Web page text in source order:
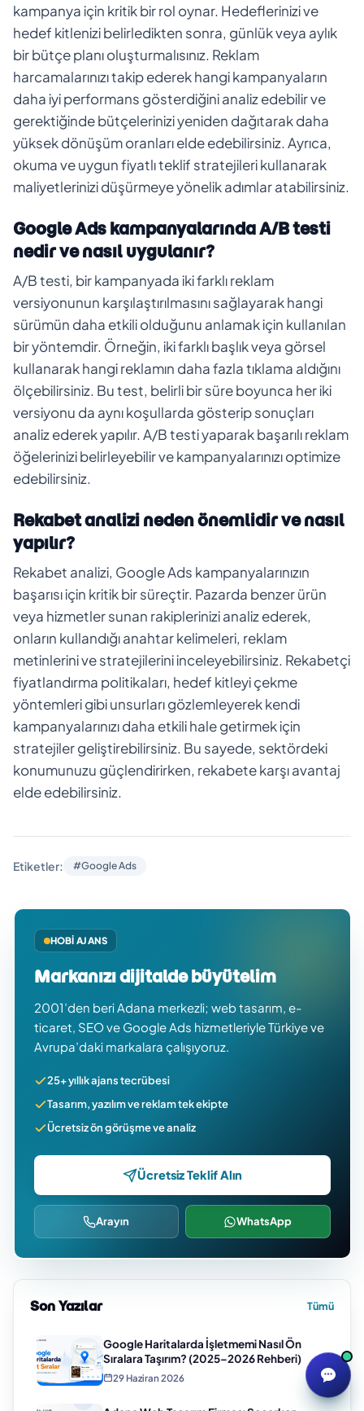
kampanya için kritik bir rol oynar. Hedeflerinizi ve
hedef kitlenizi belirledikten sonra, günlük veya aylık
bir bütçe planı oluşturmalısınız. Reklam
harcamalarınızı takip ederek hangi kampanyaların
daha iyi performans gösterdiğini analiz edebilir ve
gerektiğinde bütçelerinizi yeniden dağıtarak daha
yüksek dönüşüm oranları elde edebilirsiniz. Ayrıca,
okuma ve uygun fiyatlı teklif stratejileri kullanarak
maliyetlerinizi düşürmeye yönelik adımlar atabilirsiniz.
Google Ads kampanyalarında A/B testi
nedir ve nasıl uygulanır?
A/B testi, bir kampanyada iki farklı reklam
versiyonunun karşılaştırılmasını sağlayarak hangi
sürümün daha etkili olduğunu anlamak için kullanılan
bir yöntemdir. Örneğin, iki farklı başlık veya görsel
kullanarak hangi reklamın daha fazla tıklama aldığını
ölçebilirsiniz. Bu test, belirli bir süre boyunca her iki
versiyonu da aynı koşullarda gösterip sonuçları
analiz ederek yapılır. A/B testi yaparak başarılı reklam
öğelerinizi belirleyebilir ve kampanyalarınızı optimize
edebilirsiniz.
Rekabet analizi neden önemlidir ve nasıl
yapılır?
Rekabet analizi, Google Ads kampanyalarınızın
başarısı için kritik bir süreçtir. Pazarda benzer ürün
veya hizmetler sunan rakiplerinizi analiz ederek,
onların kullandığı anahtar kelimeleri, reklam
metinlerini ve stratejilerini inceleyebilirsiniz. Rekabetçi
fiyatlandırma politikaları, hedef kitleyi çekme
yöntemleri gibi unsurları gözlemleyerek kendi
kampanyalarınızı daha etkili hale getirmek için
stratejiler geliştirebilirsiniz. Bu sayede, sektördeki
konumunuzu güçlendirirken, rekabete karşı avantaj
elde edebilirsiniz.
Etiketler: #Google Ads
HOBI AJANS
Markanızı dijitalde büyütelim
2001’den beri Adana merkezli; web tasarım, e-
ticaret, SEO ve Google Ads hizmetleriyle Türkiye ve
Avrupa’daki markalara çalışıyoruz.
25+ yıllık ajans tecrübesi
Tasarım, yazılım ve reklam tek ekipte
Ücretsiz ön görüşme ve analiz
Ücretsiz Teklif Alın
Arayın WhatsApp
Son Yazılar Tümü
Google Haritalarda İşletmemi Nasıl Ön
Sıralara Taşırım? (2025–2026 Rehberi)
29 Haziran 2026